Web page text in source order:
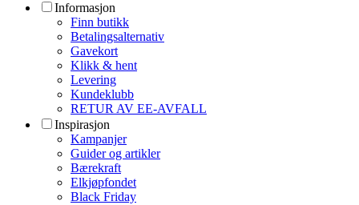
Informasjon
Finn butikk
Betalingsalternativ
Gavekort
Klikk & hent
Levering
Kundeklubb
RETUR AV EE-AVFALL
Inspirasjon
Kampanjer
Guider og artikler
Bærekraft
Elkjøpfondet
Black Friday